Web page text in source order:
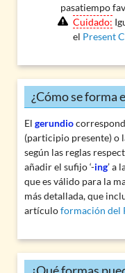
pasatiempo
Cuidado:
el Present
¿Cómo se forma
El gerundio
(participio presente) o
según las reglas
añadir el sufijo ‘-ing’ a
que es válido para la
más detallada, que
artículoformación del